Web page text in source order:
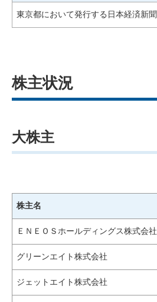
東京都において発行する日本経済新聞
株主状況
大株主
株主名
ＥＮＥＯＳホールディングス株式会社
グリーンエイト株式会社
ジェットエイト株式会社